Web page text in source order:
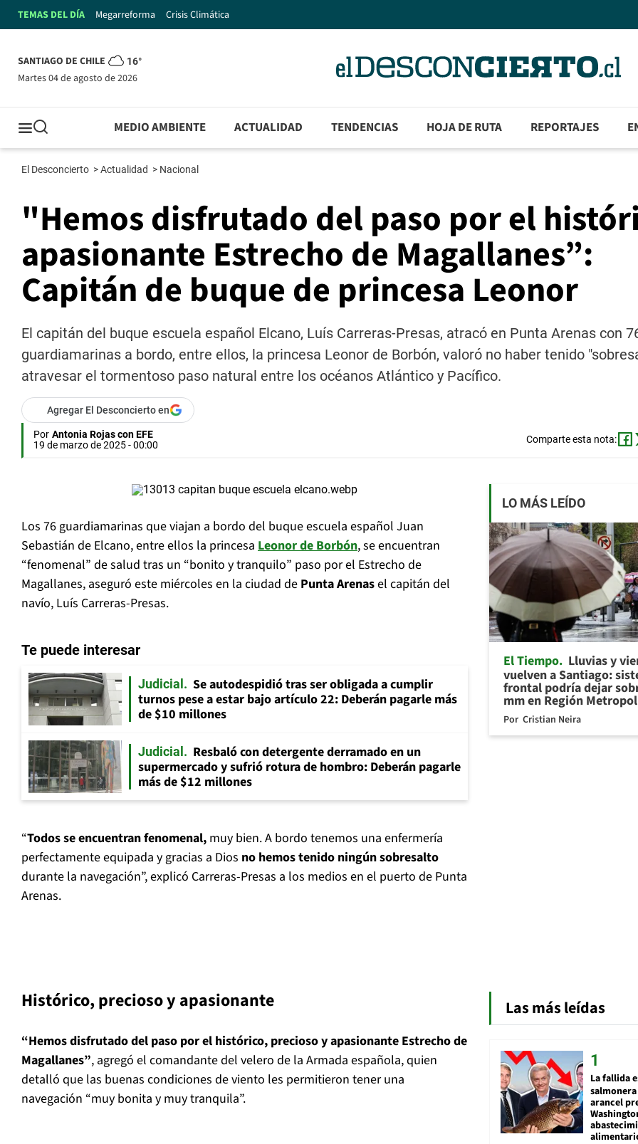
TEMAS DEL DÍA Megarreforma Crisis Climática
SANTIAGO DE CHILE 16°
martes 04 de agosto de 2026
MEDIO AMBIENTE ACTUALIDAD TENDENCIAS HOJA DE RUTA REPORTAJES
El Desconcierto >Actualidad > Nacional
"Hemos disfrutado del paso por el
apasionante Estrecho de Magallanes”:
Capitán de buque de princesa Leonor
El capitán del buque escuela español Elcano, Luís Carreras-Presas, atracó en Punta Arenas con
guardiamarinas a bordo, entre ellos, la princesa Leonor de Borbón, valoró no haber tenido
atravesar el tormentoso paso natural entre los océanos Atlántico y Pacífico.
Agregar El Desconcierto en
Por Antonia Rojas con EFE
19 de marzo de 2025 - 00:00
Comparte esta nota:
Los 76 guardiamarinas que viajan a bordo del buque escuela español Juan
Sebastián de Elcano, entre ellos la princesa Leonor de Borbón, se encuentran
“fenomenal” de salud tras un “bonito y tranquilo” paso por el Estrecho de
Magallanes, aseguró este miércoles en la ciudad de Punta Arenasel capitán del
navío, Luís Carreras-Presas.
Te puede interesar
Judicial
Se autodespidió tras ser obligada a cumplir
turnos pese a estar bajo artículo 22: Deberán pagarle más
de $10 millones
Judicial
Resbaló con detergente derramado en un
supermercado y sufrió rotura de hombro: Deberán pagarle
más de $12 millones
“Todos se encuentran fenomenal, muy bien. A bordo tenemos una enfermería
perfectamente equipada y gracias a Dios no hemos tenido ningún sobresalto
durante la navegación”, explicó Carreras-Presas a los medios en el puerto de Punta
Arenas.
Histórico, precioso y apasionante
“Hemos disfrutado del paso por el histórico, precioso y apasionante Estrecho de
Magallanes”, agregó el comandante del velero de la Armada española, quien
detalló que las buenas condiciones de viento les permitieron tener una
navegación “muy bonita y muy tranquila”.
LO MÁS LEÍDO
El Tiempo Lluvias y
vuelven a Santiago:
frontal podría dejar
mm en Región
Por Cristian Neira
Las más leídas
La fallida
arancel